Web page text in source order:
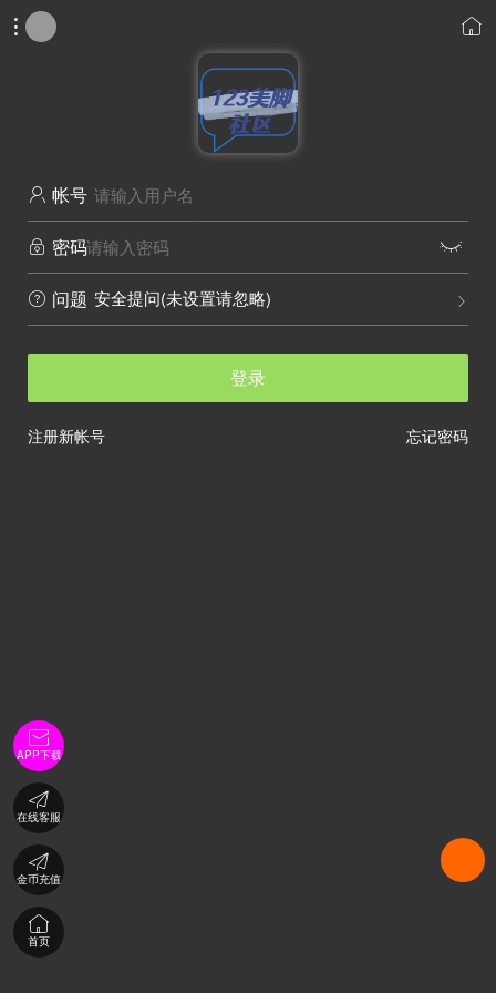
 
 帐号
 密码 
 问题 
安全提问(未设置请忽略)
登录
忘记密码
注册新帐号

APP下载

在线客服

金币充值

首页